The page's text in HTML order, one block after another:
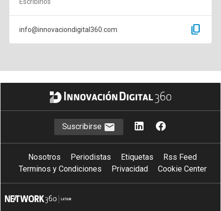
Escribínos
info@innovaciondigital360.com content_copy
Suscribirse
Nosotros Periodistas Etiquetas
Rss Feed
Terminos y Condiciones
Privacidad Cookie Center